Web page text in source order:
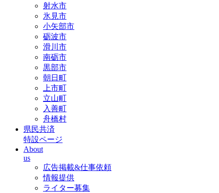
射水市
氷見市
小矢部市
砺波市
滑川市
南砺市
黒部市
朝日町
上市町
立山町
入善町
舟橋村
県民共済
特設ページ
About
us
広告掲載&仕事依頼
情報提供
ライター募集